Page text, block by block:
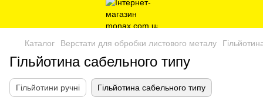
Каталог Верстати для обробки листового металу
Гільйотина сабельного типу
Гільйотини ручні Гільйотина сабельного типу